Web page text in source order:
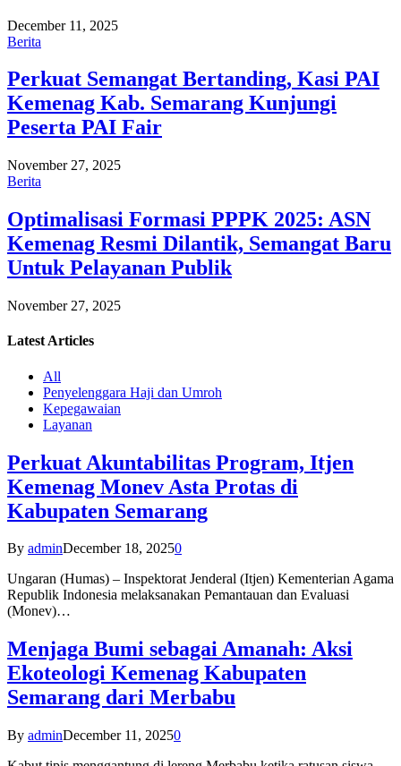
December 11, 2025
Berita
Perkuat Semangat Bertanding, Kasi PAI
Kemenag Kab. Semarang Kunjungi
Peserta PAI Fair
November 27, 2025
Berita
Optimalisasi Formasi PPPK 2025: ASN
Kemenag Resmi Dilantik, Semangat Baru
Untuk Pelayanan Publik
November 27, 2025
Latest Articles
All
Penyelenggara Haji dan Umroh
Kepegawaian
Layanan
Perkuat Akuntabilitas Program, Itjen
Kemenag Monev Asta Protas di
Kabupaten Semarang
By adminDecember 18, 20250
Ungaran (Humas) – Inspektorat Jenderal (Itjen) Kementerian Agama
Republik Indonesia melaksanakan Pemantauan dan Evaluasi
(Monev)…
Menjaga Bumi sebagai Amanah: Aksi
Ekoteologi Kemenag Kabupaten
Semarang dari Merbabu
By adminDecember 11, 20250